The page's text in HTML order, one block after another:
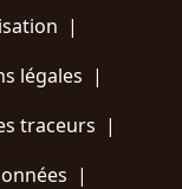
|
légales |
traceurs |
|